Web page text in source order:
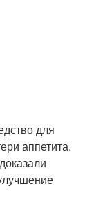
для
аппетита.